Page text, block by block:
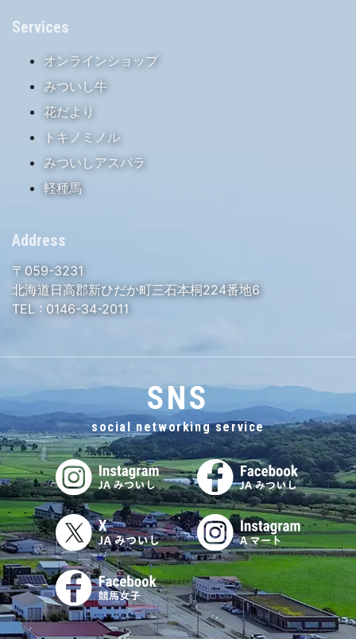
Services
オンラインショップ
みついし牛
花だより
トキノミノル
みついしアスパラ
軽種馬
Address
〒059-3231
北海道日高郡新ひだか町三石本桐224番地6
TEL : 0146-34-2011
SNS
social networking service